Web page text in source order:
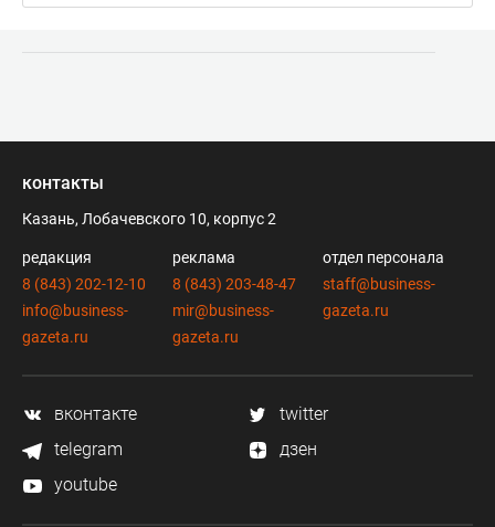
контакты
Казань, Лобачевского 10, корпус 2
редакция
8 (843) 202-12-10
info@business-
gazeta.ru
реклама
8 (843) 203-48-47
mir@business-
gazeta.ru
отдел персонала
staff@business-
gazeta.ru
вконтакте
twitter
telegram
дзен
youtube